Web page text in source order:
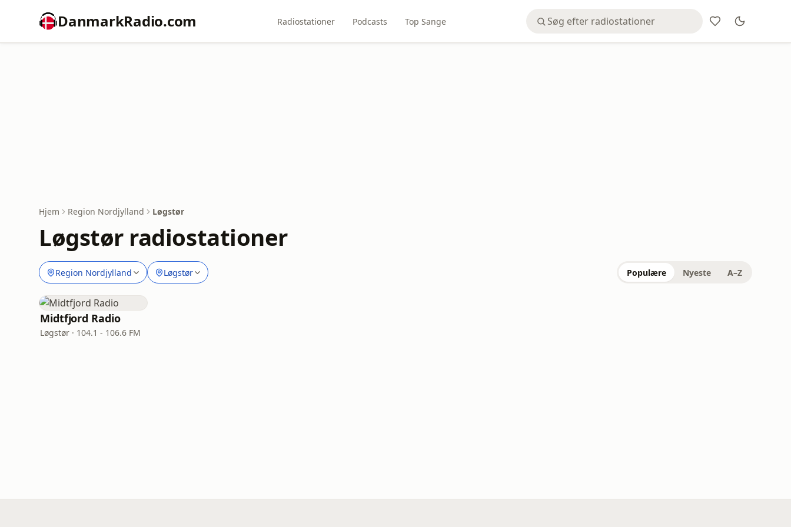
DanmarkRadio.com Radiostationer Podcasts Top Sange
Hjem Region Nordjylland Løgstør
Løgstør radiostationer
Region Nordjylland Løgstør Populære Nyeste A–Z
Midtfjord Radio
Løgstør · 104.1 - 106.6 FM